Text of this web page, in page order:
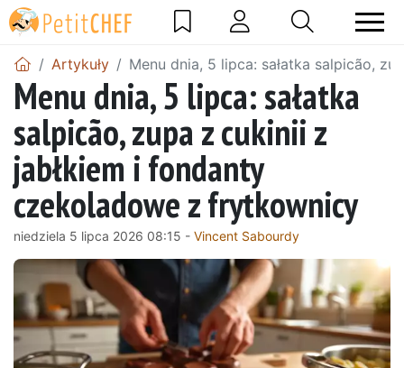
Artykuły Menu dnia, 5 lipca: sałatka salpicão,
Menu dnia, 5 lipca: sałatka
salpicão, zupa z cukinii z
jabłkiem i fondanty
czekoladowe z frytkownicy
niedziela 5 lipca 2026 08:15 - Vincent Sabourdy